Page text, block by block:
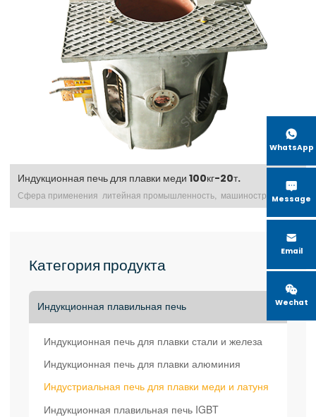

WhatsApp

Message

Email

Wechat
Категория продукта
Индукционная плавильная печь 
Индукционная печь для плавки стали и железа
Индукционная печь для плавки алюминия
Индустриальная печь для плавки меди и латуня
Индукционная плавильная печь IGBT
Индукционная печь для плавки меди 100кг-20т.
Сфера применения литейная промышленность, машинострое excerpt …
